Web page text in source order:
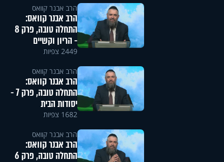
הרב אבנר קוואס
הרב אבנר קוואס:
התחלה טובה, פרק 8
- הריון וקשיים
2449 צפיות
הרב אבנר קוואס
הרב אבנר קוואס:
התחלה טובה, פרק 7 -
יסודות הבית
1682 צפיות
הרב אבנר קוואס
הרב אבנר קוואס:
התחלה טובה, פרק 6